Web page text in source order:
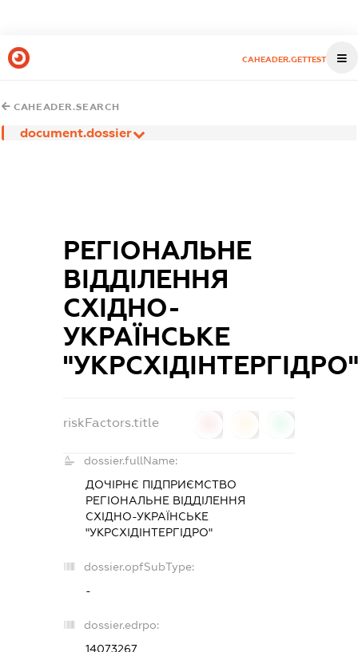
CAHEADER.GETTEST
CAHEADER.SEARCH
document.dossier
РЕГІОНАЛЬНЕ
ВІДДІЛЕННЯ
СХІДНО-
УКРАЇНСЬКЕ
riskFactors.title
dossier.fullName:
ДОЧІРНЄ ПІДПРИЄМСТВО
РЕГІОНАЛЬНЕ ВІДДІЛЕННЯ
СХІДНО-УКРАЇНСЬКЕ
"УКРСХІДІНТЕРГІДРО"
dossier.opfSubType:
-
dossier.edrpo:
14073267